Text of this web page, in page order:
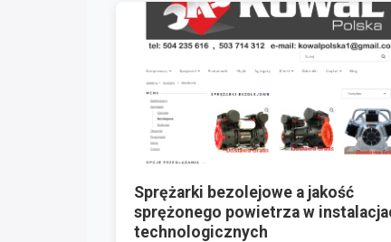
Sprężarki bezolejowe a jakość
sprężonego powietrza w
technologicznych